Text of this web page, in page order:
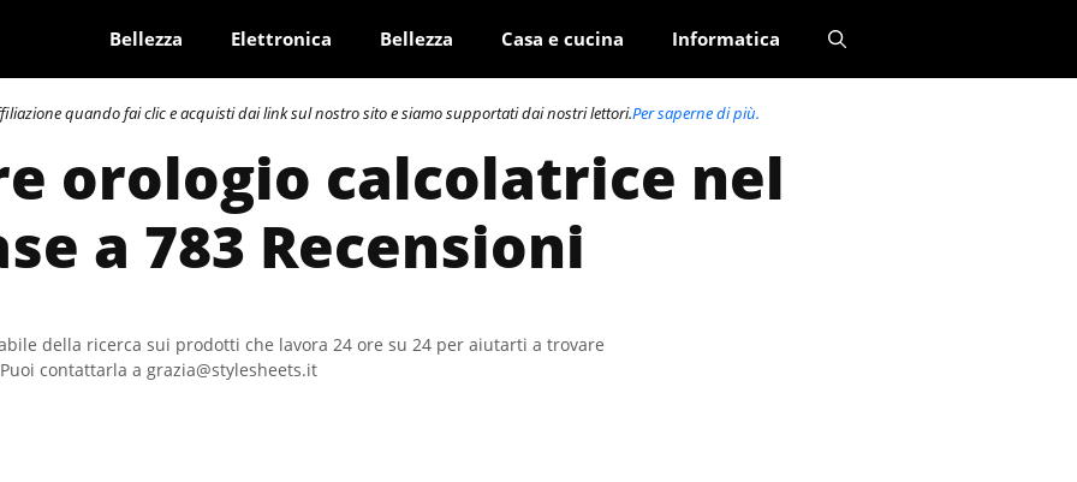
Bellezza Elettronica Bellezza Casa e cucina Informatica
quando fai clic e acquisti dai link sul nostro sito e siamo supportati dai nostri lettori.Per saperne di più.
orologio calcolatrice nel
a 783 Recensioni
della ricerca sui prodotti che lavora 24 ore su 24 per aiutarti a trovare
contattarla a grazia@stylesheets.it